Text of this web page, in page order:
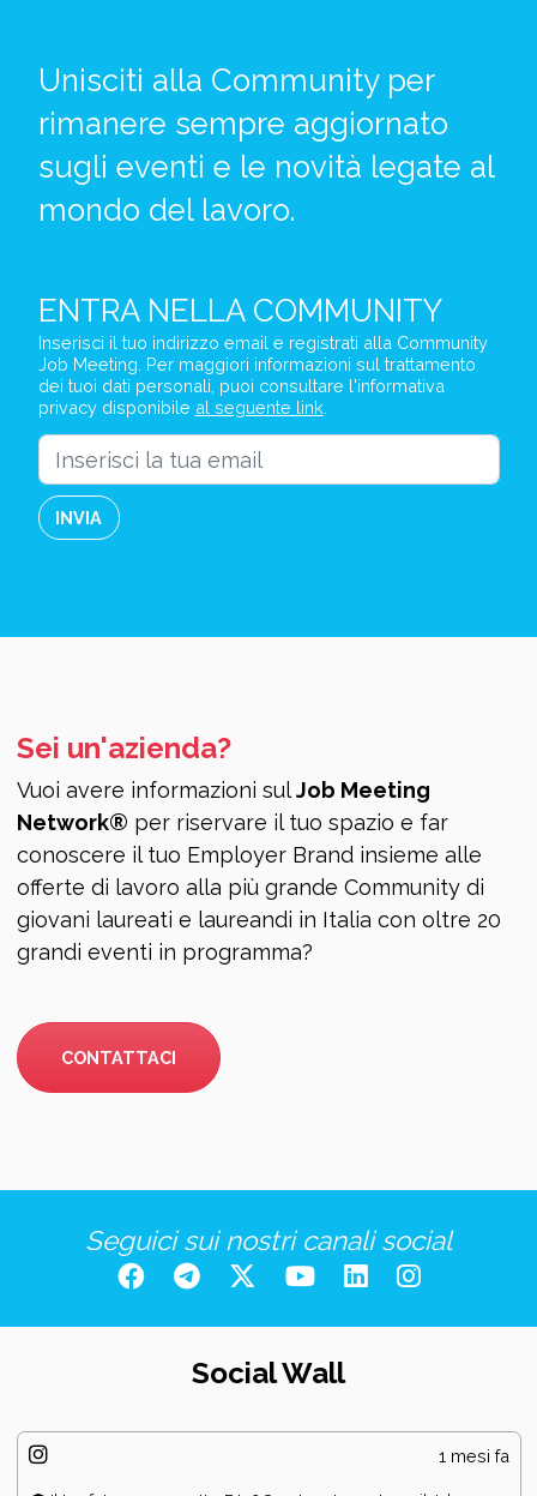
Unisciti alla Community per
rimanere sempre aggiornato
sugli eventi e le novità legate al
mondo del lavoro.
ENTRA NELLA COMMUNITY
Inserisci il tuo indirizzo email e registrati alla Community
Job Meeting. Per maggiori informazioni sul trattamento
dei tuoi dati personali, puoi consultare l'informativa
privacy disponibile al seguente link
INVIA
Sei un'azienda?
Vuoi avere informazioni sulJob Meeting
Network® per riservare il tuo spazio e far
conoscere il tuo Employer Brand insieme alle
offerte di lavoro alla più grande Community di
giovani laureati e laureandi in Italia con oltre 20
grandi eventi in programma?
CONTATTACI
Seguici sui nostri canali social
Social Wall
1 mesi fa